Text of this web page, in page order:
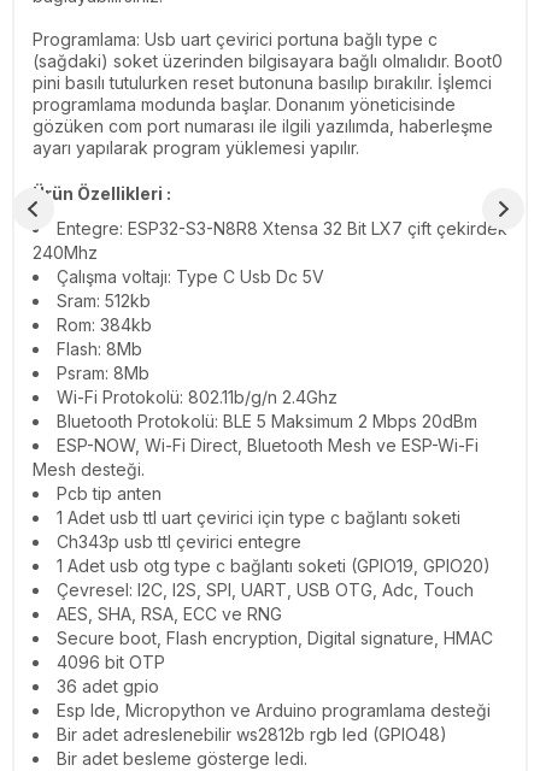
Programlama: Usb uart çevirici portuna bağlı type c
(sağdaki) soket üzerinden bilgisayara bağlı olmalıdır. Boot0
pini basılı tutulurken reset butonuna basılıp bırakılır. İşlemci
programlama modunda başlar. Donanım yöneticisinde
gözüken com port numarası ile ilgili yazılımda, haberleşme
ayarı yapılarak program yüklemesi yapılır.
Ürün Özellikleri :
Entegre: ESP32-S3-N8R8 Xtensa 32 Bit LX7 çift çekirdek
240Mhz
Çalışma voltajı: Type C Usb Dc 5V
Sram: 512kb
Rom: 384kb
Flash: 8Mb
Psram: 8Mb
Wi-Fi Protokolü: 802.11b/g/n 2.4Ghz
Bluetooth Protokolü: BLE 5 Maksimum 2 Mbps 20dBm
ESP-NOW, Wi-Fi Direct, Bluetooth Mesh ve ESP-Wi-Fi
Mesh desteği.
Pcb tip anten
1 Adet usb ttl uart çevirici için type c bağlantı soketi
Ch343p usb ttl çevirici entegre
1 Adet usb otg type c bağlantı soketi (GPIO19, GPIO20)
Çevresel: I2C, I2S, SPI, UART, USB OTG, Adc, Touch
AES, SHA, RSA, ECC ve RNG
Secure boot, Flash encryption, Digital signature, HMAC
4096 bit OTP
36 adet gpio
Esp Ide, Micropython ve Arduino programlama desteği
Bir adet adreslenebilir ws2812b rgb led (GPIO48)
Bir adet besleme gösterge ledi.